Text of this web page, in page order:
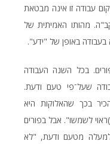
עבודה זו אינה מבטאת
מהותו האמיתית של
בעבודה באופן של "ידע".
בכל השנה העבודה
שעל־פי טעם ודעת.
בכך שהאלוקות היא
לשמשו". אבל בפורים
מטעם ודעת, "לא